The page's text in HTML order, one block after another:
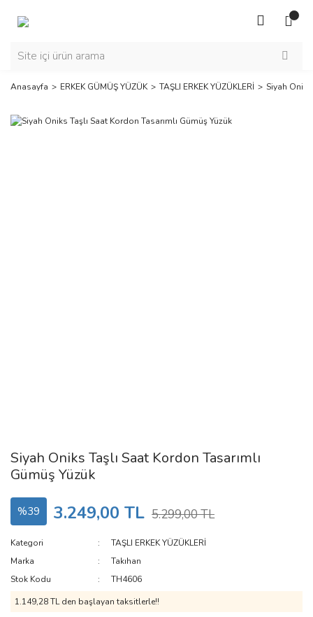
Anasayfa ERKEK GÜMÜŞ YÜZÜK TAŞLI ERKEK YÜZÜKLERİ Siyah Oniks
Siyah Oniks Taşlı Saat Kordon Tasarımlı
Gümüş Yüzük
%39 3.249,00 TL 5.299,00 TL
Kategori
TAŞLI ERKEK YÜZÜKLERİ
Marka
Takıhan
Stok Kodu
TH4606
1.149,28 TL den başlayan taksitlerle!!